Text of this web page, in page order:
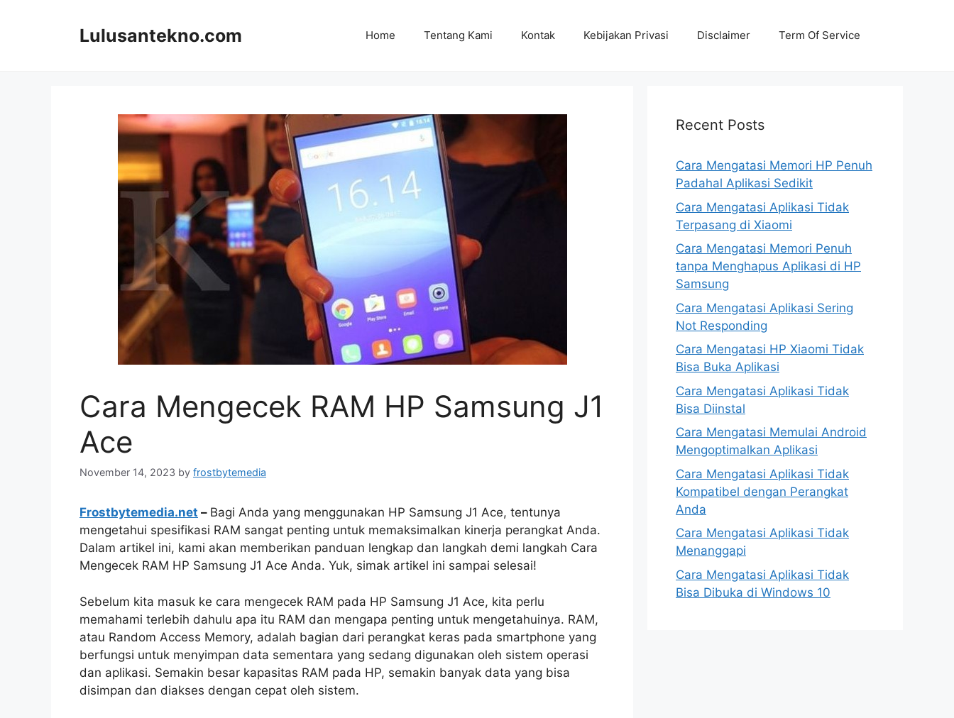
Lulusantekno.com Home Tentang Kami Kontak Kebijakan Privasi Disclaimer Term Of Service
Cara Mengecek RAM HP Samsung J1
Ace
November 14, 2023 by frostbytemedia
Frostbytemedia.net – Bagi Anda yang menggunakan HP Samsung J1 Ace, tentunya
mengetahui spesifikasi RAM sangat penting untuk memaksimalkan kinerja perangkat Anda.
Dalam artikel ini, kami akan memberikan panduan lengkap dan langkah demi langkah Cara
Mengecek RAM HP Samsung J1 Ace Anda. Yuk, simak artikel ini sampai selesai!
Sebelum kita masuk ke cara mengecek RAM pada HP Samsung J1 Ace, kita perlu
memahami terlebih dahulu apa itu RAM dan mengapa penting untuk mengetahuinya. RAM,
atau Random Access Memory, adalah bagian dari perangkat keras pada smartphone yang
berfungsi untuk menyimpan data sementara yang sedang digunakan oleh sistem operasi
dan aplikasi. Semakin besar kapasitas RAM pada HP, semakin banyak data yang bisa
disimpan dan diakses dengan cepat oleh sistem.
Recent Posts
Cara Mengatasi Memori HP Penuh
Padahal Aplikasi Sedikit
Cara Mengatasi Aplikasi Tidak
Terpasang di Xiaomi
Cara Mengatasi Memori Penuh
tanpa Menghapus Aplikasi di HP
Samsung
Cara Mengatasi Aplikasi Sering
Not Responding
Cara Mengatasi HP Xiaomi Tidak
Bisa Buka Aplikasi
Cara Mengatasi Aplikasi Tidak
Bisa Diinstal
Cara Mengatasi Memulai Android
Mengoptimalkan Aplikasi
Cara Mengatasi Aplikasi Tidak
Kompatibel dengan Perangkat
Anda
Cara Mengatasi Aplikasi Tidak
Menanggapi
Cara Mengatasi Aplikasi Tidak
Bisa Dibuka di Windows 10